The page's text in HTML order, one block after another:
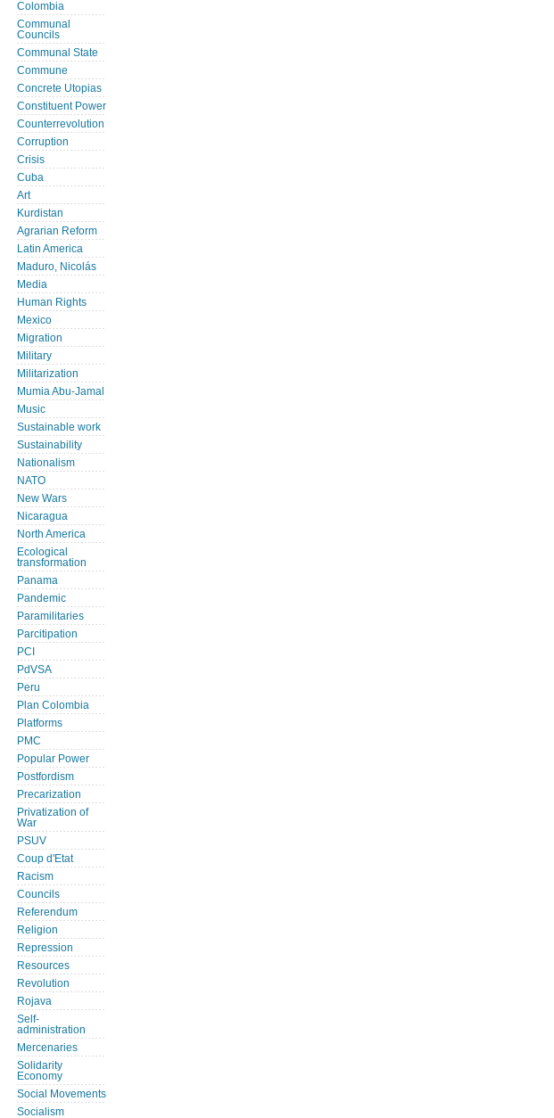
Colombia
Communal
Councils
Communal State
Commune
Concrete Utopias
Constituent Power
Counterrevolution
Corruption
Crisis
Cuba
Art
Kurdistan
Agrarian Reform
Latin America
Maduro, Nicolás
Media
Human Rights
Mexico
Migration
Military
Militarization
Mumia Abu-Jamal
Music
Sustainable work
Sustainability
Nationalism
NATO
New Wars
Nicaragua
North America
Ecological
transformation
Panama
Pandemic
Paramilitaries
Parcitipation
PCI
PdVSA
Peru
Plan Colombia
Platforms
PMC
Popular Power
Postfordism
Precarization
Privatization of
War
PSUV
Coup d'Etat
Racism
Councils
Referendum
Religion
Repression
Resources
Revolution
Rojava
Self-
administration
Mercenaries
Solidarity
Economy
Social Movements
Socialism